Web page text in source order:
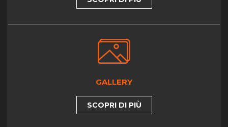
GALLERY
SCOPRI DI PIÙ